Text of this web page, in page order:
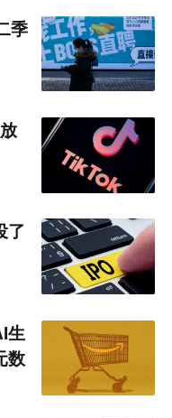
季
了
生
数